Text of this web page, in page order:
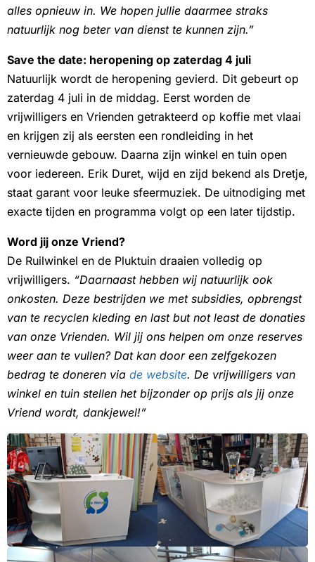
alles opnieuw in. We hopen jullie daarmee straks
natuurlijk nog beter van dienst te kunnen zijn.”
Save the date: heropening op zaterdag 4 juli
Natuurlijk wordt de heropening gevierd. Dit gebeurt op
zaterdag 4 juli in de middag. Eerst worden de
vrijwilligers en Vrienden getrakteerd op koffie met vlaai
en krijgen zij als eersten een rondleiding in het
vernieuwde gebouw. Daarna zijn winkel en tuin open
voor iedereen. Erik Duret, wijd en zijd bekend als Dretje,
staat garant voor leuke sfeermuziek. De uitnodiging met
exacte tijden en programma volgt op een later tijdstip.
Word jij onze Vriend?
De Ruilwinkel en de Pluktuin draaien volledig op
vrijwilligers. “Daarnaast hebben wij natuurlijk ook
onkosten. Deze bestrijden we met subsidies, opbrengst
van te recyclen kleding en last but not least de donaties
van onze Vrienden. Wil jij ons helpen om onze reserves
weer aan te vullen? Dat kan door een zelfgekozen
bedrag te doneren via de website. De vrijwilligers van
winkel en tuin stellen het bijzonder op prijs als jij onze
Vriend wordt, dankjewel!”